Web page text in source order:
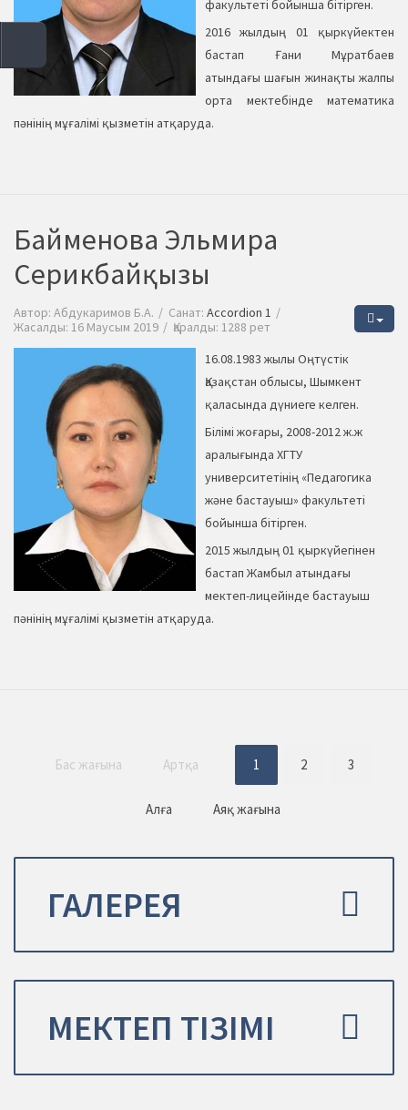
факультеті бойынша бітірген.
2016 жылдың 01 қыркүйектен
бастап Ғани Мұратбаев
атындағы шағын жинақты жалпы
орта мектебінде математика
пәнінің мұғалімі қызметін атқаруда.
Байменова Эльмира
Серикбайқызы
Автор: Абдукаримов Б.А. Санат: Accordion 1
Жасалды: 16 Маусым 2019
Қаралды: 1288 рет
16.08.1983 жылы Оңтүстік
Қазақстан облысы, Шымкент
қаласында дүниеге келген.
Білімі жоғары, 2008-2012 ж.ж
аралығында ХГТУ
университетінің «Педагогика
және бастауыш» факультеті
бойынша бітірген.
2015 жылдың 01 қыркүйегінен
бастап Жамбыл атындағы
мектеп-лицейінде бастауыш
пәнінің мұғалімі қызметін атқаруда.
Бас жағына Артқа 1 2 3
Алға Аяқ жағына
ГАЛЕРЕЯ
МЕКТЕП ТІЗІМІ